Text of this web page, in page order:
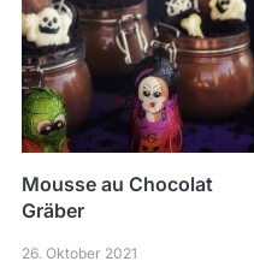
Mousse au Chocolat
Gräber
26. Oktober 2021